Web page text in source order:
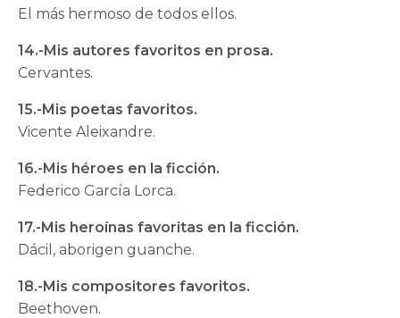
El más hermoso de todos ellos.
14.-Mis autores favoritos en prosa.
Cervantes.
15.-Mis poetas favoritos.
Vicente Aleixandre.
16.-Mis héroes en la ficción.
Federico García Lorca.
17.-Mis heroínas favoritas en la ficción.
Dácil, aborigen guanche.
18.-Mis compositores favoritos.
Beethoven.